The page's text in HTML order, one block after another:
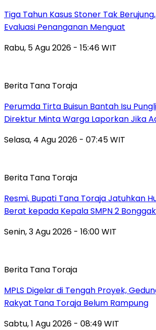
Tiga Tahun Kasus Stoner Tak
Evaluasi Penanganan Menguat
Rabu, 5 Agu 2026 - 15:46 WIT
Berita Tana Toraja
Perumda Tirta Buisun Bantah Isu
Direktur Minta Warga Laporkan Jika
Selasa, 4 Agu 2026 - 07:45 WIT
Berita Tana Toraja
Resmi, Bupati Tana Toraja Jatuhkan
Berat kepada Kepala SMPN 2
Senin, 3 Agu 2026 - 16:00 WIT
Berita Tana Toraja
MPLS Digelar di Tengah Proyek,
Rakyat Tana Toraja Belum Rampung
Sabtu, 1 Agu 2026 - 08:49 WIT